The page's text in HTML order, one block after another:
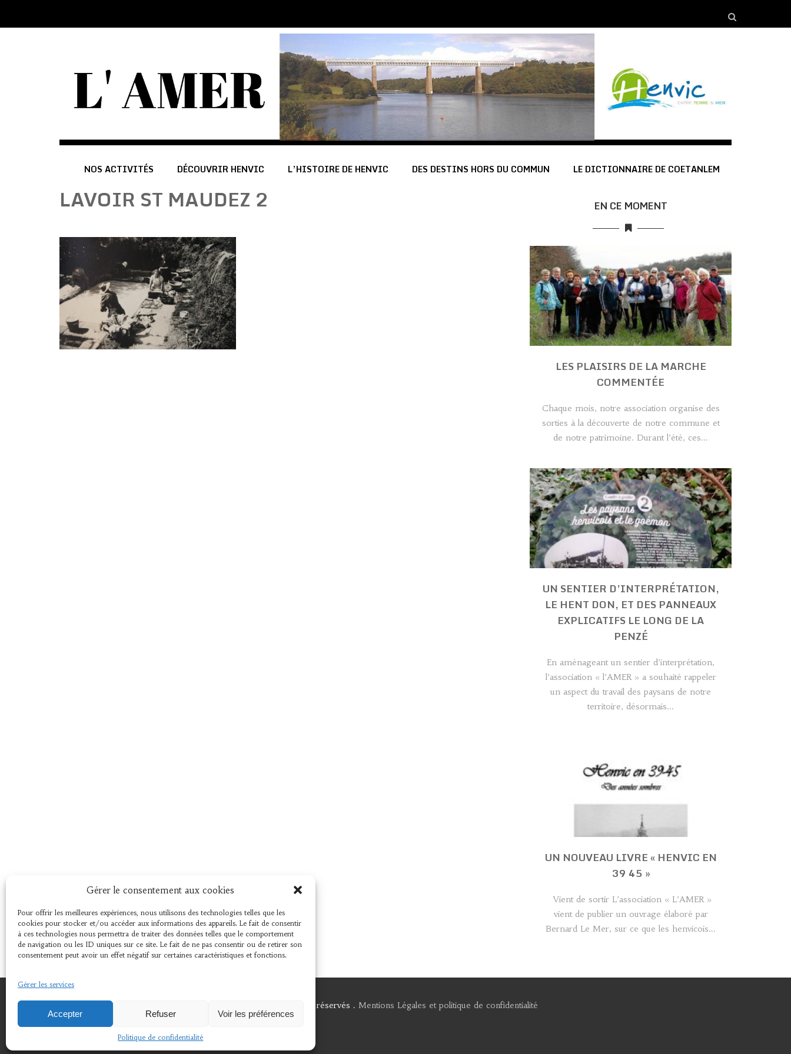
Gérer le consentement aux cookies
Pour offrir les meilleures expériences, nous utilisons des technologies telles que les
cookies pour stocker et/ou accéder aux informations des appareils. Le fait de consentir
à ces technologies nous permettra de traiter des données telles que le comportement
de navigation ou les ID uniques sur ce site. Le fait de ne pas consentir ou de retirer son
consentement peut avoir un effet négatif sur certaines caractéristiques et fonctions.
Gérer les services
Accepter Refuser Voir les préférences
Politique de confidentialité
NOS ACTIVITÉS DÉCOUVRIR HENVIC L’HISTOIRE DE HENVIC DES DESTINS HORS DU COMMUN LE DICTIONNAIRE DE COETANLEM
LAVOIR ST MAUDEZ 2 EN CE MOMENT
LES PLAISIRS DE LA MARCHE
COMMENTÉE
Chaque mois, notre association organise des
sorties à la découverte de notre commune et
de notre patrimoine. Durant l’été, ces...
UN SENTIER D’INTERPRÉTATION,
LE HENT DON, ET DES PANNEAUX
EXPLICATIFS LE LONG DE LA
PENZÉ
En aménageant un sentier d’interprétation,
l’association « l’AMER » a souhaité rappeler
un aspect du travail des paysans de notre
territoire, désormais...
UN NOUVEAU LIVRE « HENVIC EN
39 45 »
Vient de sortir L’association « L’AMER »
vient de publier un ouvrage élaboré par
Bernard Le Mer, sur ce que les henvicois...
© 2024 © 2018 Association L'Amer 29670 Henvic . Tous droits réservés . Mentions Légales et politique de confidentialité